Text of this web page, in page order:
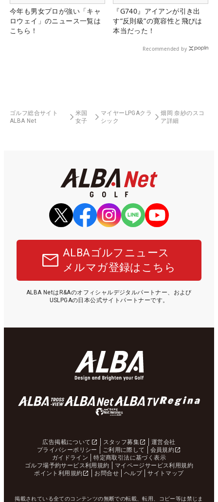
今年も男女プロが強い「キャ
ロウェイ」のニュース一覧は
こちら！
『G740』アイアンが引き出
す“反則級”の寛容性と飛びは
本当だった！
Recommended by
ゴルフ総合サイト
ALBA Net
米国
女子
マイヤーLPGAクラ
シック
畑岡 奈紗のスコ
ア詳細
ALBAゴルフニュース
メルマガ登録はこちら
ALBA NetはR&Aのオフィシャルデジタルパートナー、および
USLPGAの日本公式サイトパートナーです。
広告掲載について スタッフ募集
運営会社
プライバシーポリシー
ご利用に際して
会員規約
ガイドライン
特定商取引法に基づく表示
ゴルフ場予約サービス利用規約
マイページサービス利用規約
ポイント利用規約
お問合せ ヘルプ サイトマップ
掲載されている全てのコンテンツの無断での転載、転用、コピー等は禁じま